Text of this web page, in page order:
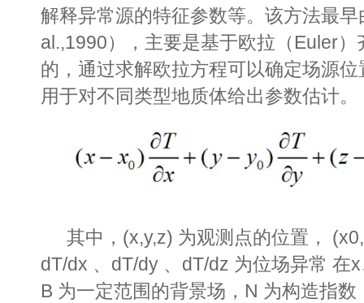
解释异常源的特征参数等。该方法最
al.,1990），主要是基于欧拉（Euler
的，通过求解欧拉方程可以确定场源
用于对不同类型地质体给出参数估计。
其中，(x,y,z) 为观测点的位置，
dT/dx 、dT/dy 、dT/dz 为位场异常 在
B 为一定范围的背景场，N 为构造指